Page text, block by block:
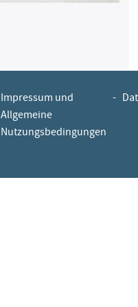
Impressum und
Allgemeine
Nutzungsbedingungen
-